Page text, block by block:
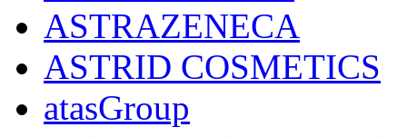
ASTRAZENECA
ASTRID COSMETICS
atasGroup